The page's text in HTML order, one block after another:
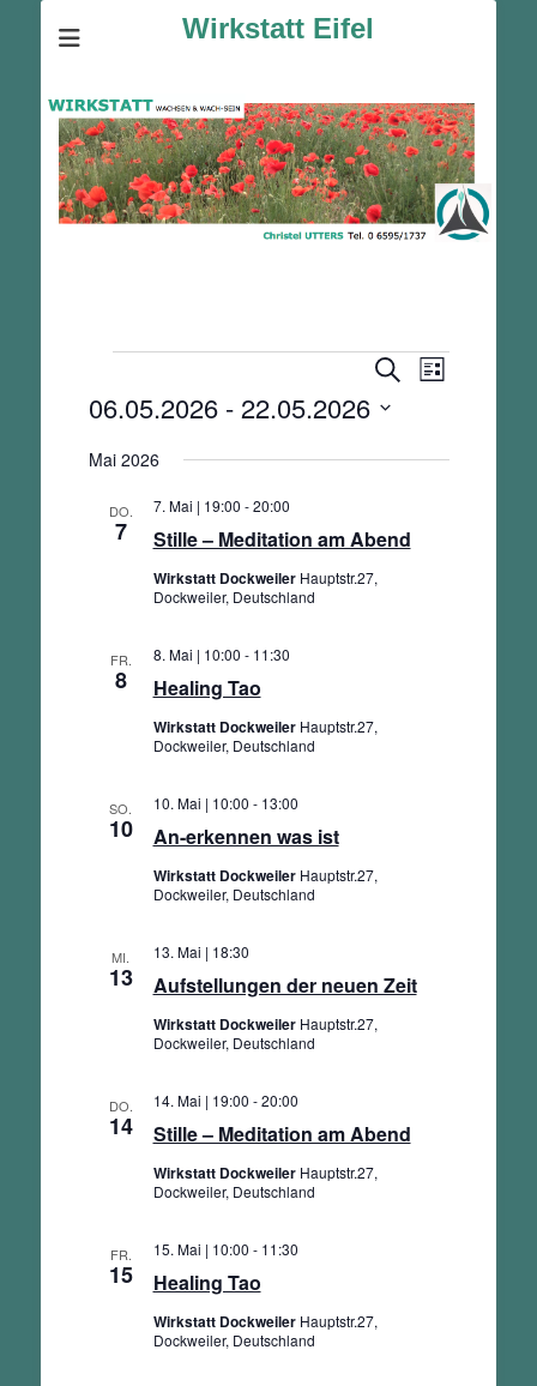
Wirkstatt Eifel
und
Suche
Ansichten-
Liste
06.05.2026 - 22.05.2026
wählen.
Mai 2026
DO.
7 Stille – Meditation am Abend
7. Mai | 19:00 -20:00
Wirkstatt Dockweiler Hauptstr.27,
Dockweiler, Deutschland
FR.
8 Healing Tao
8. Mai | 10:00 - 11:30
Wirkstatt Dockweiler Hauptstr.27,
Dockweiler, Deutschland
SO.
10 An-erkennen was ist
10. Mai | 10:00 - 13:00
Wirkstatt Dockweiler Hauptstr.27,
Dockweiler, Deutschland
MI.
13 Aufstellungen der neuen Zeit
13. Mai | 18:30
Wirkstatt Dockweiler Hauptstr.27,
Dockweiler, Deutschland
DO.
14 Stille – Meditation am Abend
14. Mai | 19:00 -20:00
Wirkstatt Dockweiler Hauptstr.27,
Dockweiler, Deutschland
FR.
15 Healing Tao
15. Mai | 10:00 - 11:30
Wirkstatt Dockweiler Hauptstr.27,
Dockweiler, Deutschland